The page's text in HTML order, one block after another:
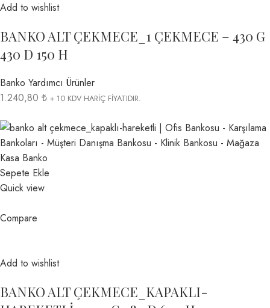
Add to wishlist
BANKO ALT ÇEKMECE_1 ÇEKMECE – 430 G
430 D 150 H
Banko Yardımcı Ürünler
1.240,80 ₺ + 10 KDV HARİÇ FİYATIDIR.
Sepete Ekle
Quick view
Compare
Add to wishlist
BANKO ALT ÇEKMECE_KAPAKLI-